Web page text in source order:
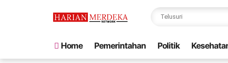
Home Pemerintahan Politik